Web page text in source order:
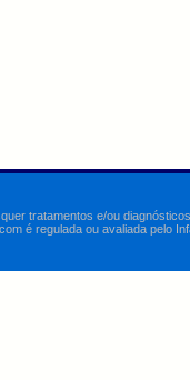
tratamentos e/ou
é regulada ou avaliada pelo